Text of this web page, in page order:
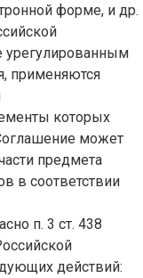
форме, и др.
урегулированным
применяются
которых
может
предмета
в соответствии
п. 3 ст. 438
действий: